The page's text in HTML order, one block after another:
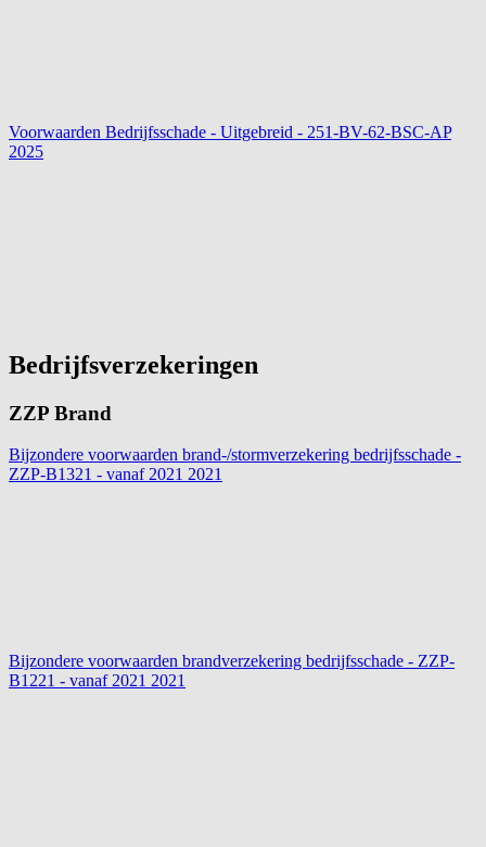
Voorwaarden Bedrijfsschade - Uitgebreid - 251-BV-62-BSC-AP
2025
Bedrijfsverzekeringen
ZZP Brand
Bijzondere voorwaarden brand-/stormverzekering bedrijfsschade -
ZZP-B1321 - vanaf 2021 2021
Bijzondere voorwaarden brandverzekering bedrijfsschade - ZZP-
B1221 - vanaf 2021 2021